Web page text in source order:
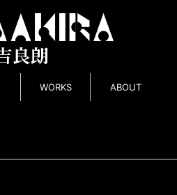
WORKS ABOUT